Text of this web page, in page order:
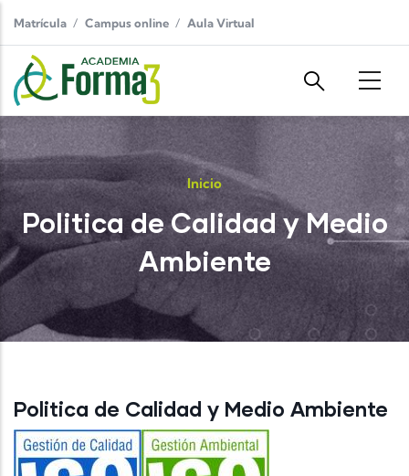
Matrícula Campus online Aula Virtual
Inicio
Politica de Calidad y Medio
Ambiente
Politica de Calidad y Medio Ambiente